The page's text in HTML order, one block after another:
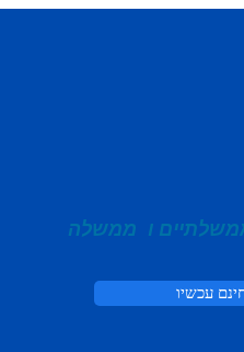
ו ממשלה
עכשיו